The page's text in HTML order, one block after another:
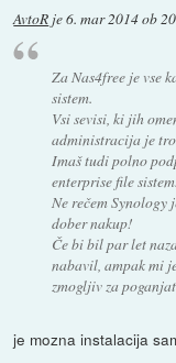
AvtoR je6. mar 2014 ob
Za Nas4free je vse
sistem.
Vsi sevisi, ki jih
administracija je
Imaš tudi polno
enterprise file sistem.
Ne rečem Synology
dober nakup!
Če bi bil par let
nabavil, ampak mi
zmogljiv za
je mozna instalacija